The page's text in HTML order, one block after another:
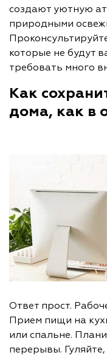
создают уютную
природными
которые не будут
требовать много
Как
дома, как в
Ответ прост.
Прием пищи на
или спальне.
перерывы.